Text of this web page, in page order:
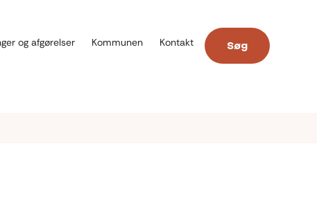
og afgørelser Kommunen Kontakt Søg